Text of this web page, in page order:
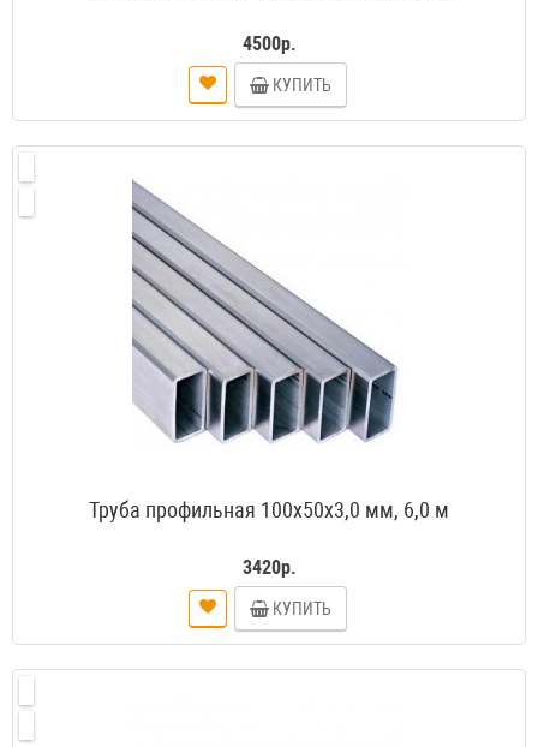
4500р.
КУПИТЬ
Труба профильная 100х50х3,0 мм, 6,0 м
3420р.
КУПИТЬ